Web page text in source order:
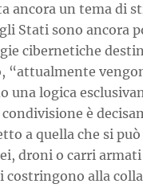
ancora un tema di
Stati sono ancora
cibernetiche
“attualmente
una logica
è
a quella che si
droni o carri
alla